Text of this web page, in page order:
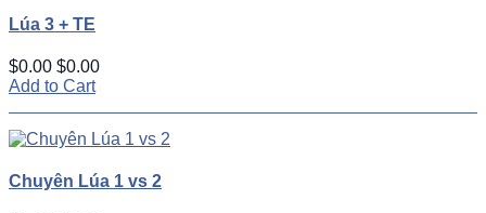
Lúa 3 + TE
$0.00 $0.00
Add to Cart
Chuyên Lúa 1 vs 2